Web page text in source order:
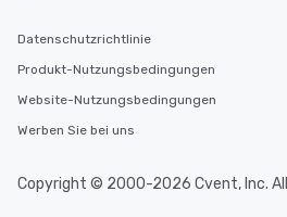
Datenschutzrichtlinie
Produkt-Nutzungsbedingungen
Website-Nutzungsbedingungen
Werben Sie bei uns
Copyright © 2000-2026 Cvent, Inc.